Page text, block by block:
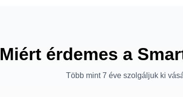
Miért érdemes a
Több mint 7 éve szolgáljuk ki